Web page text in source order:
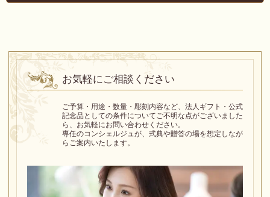
お気軽にご相談ください
ご予算・用途・数量・彫刻内容など、法人ギフト・公式
記念品としての条件についてご不明な点がございました
ら、お気軽にお問い合わせください。
専任のコンシェルジュが、式典や贈答の場を想定しなが
らご案内いたします。